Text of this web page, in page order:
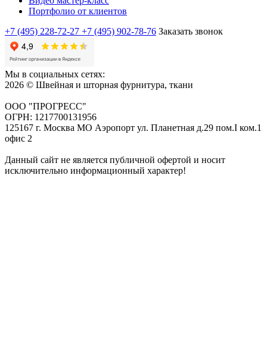
Портфолио от клиентов
+7 (495) 228-72-27 +7 (495) 902-78-76 Заказать звонок
Мы в социальных сетях:
2026 © Швейная и шторная фурнитура, ткани
ООО "ПРОГРЕСС"
ОГРН: 1217700131956
125167 г. Москва МО Аэропорт ул. Планетная д.29 пом.I ком.1
офис 2
Данный сайт не является публичной офертой и носит
исключительно информационный характер!